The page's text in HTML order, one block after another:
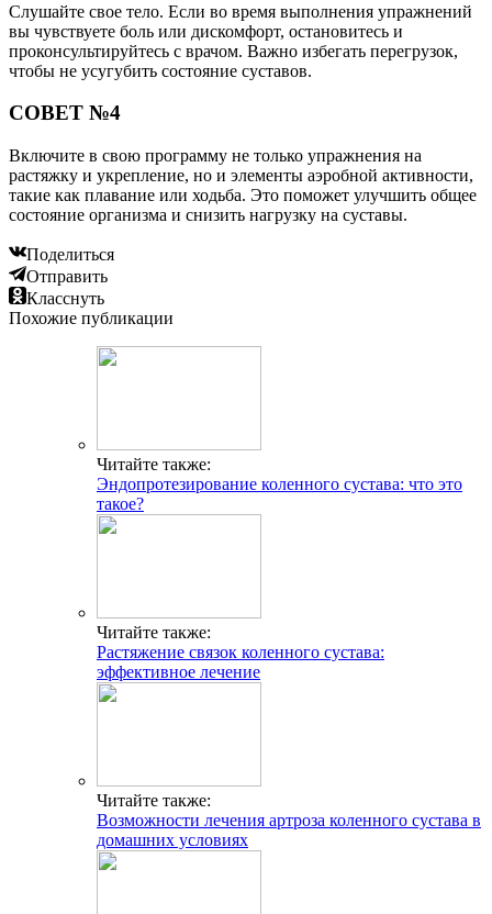
Слушайте свое тело. Если во время выполнения упражнений
вы чувствуете боль или дискомфорт, остановитесь и
проконсультируйтесь с врачом. Важно избегать перегрузок,
чтобы не усугубить состояние суставов.
СОВЕТ №4
Включите в свою программу не только упражнения на
растяжку и укрепление, но и элементы аэробной активности,
такие как плавание или ходьба. Это поможет улучшить общее
состояние организма и снизить нагрузку на суставы.
Поделиться
Отправить
Класснуть
Похожие публикации
Читайте также:
Эндопротезирование коленного сустава: что это
такое?
Читайте также:
Растяжение связок коленного сустава:
эффективное лечение
Читайте также:
Возможности лечения артроза коленного сустава в
домашних условиях